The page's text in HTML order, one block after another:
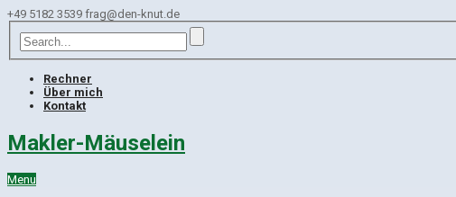
+49 5182 3539 frag@den-knut.de
Rechner
Über mich
Kontakt
Makler-Mäuselein
Menu